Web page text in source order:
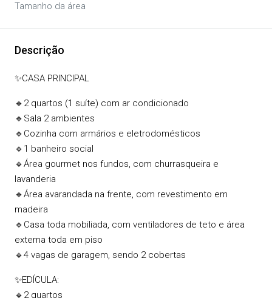
Tamanho da área
Descrição
✨CASA PRINCIPAL
🔹2 quartos (1 suíte) com ar condicionado
🔹Sala 2 ambientes
🔹Cozinha com armários e eletrodomésticos
🔹1 banheiro social
🔹Área gourmet nos fundos, com churrasqueira e
lavanderia
🔹Área avarandada na frente, com revestimento em
madeira
🔹Casa toda mobiliada, com ventiladores de teto e área
externa toda em piso
🔹4 vagas de garagem, sendo 2 cobertas
✨EDÍCULA:
🔹2 quartos